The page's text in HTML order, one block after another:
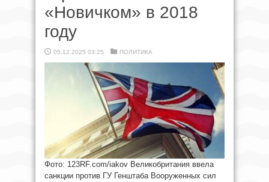
«Новичком» в 2018
году
05.12.2025 03:25 ПОЛИТИКА
Фото: 123RF.com/iakov Великобритания ввела
санкции против ГУ Генштаба Вооруженных сил